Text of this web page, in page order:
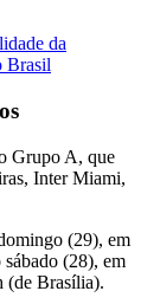
da
Brasil
Grupo A, que
Inter Miami,
(29), em
(28), em
(de Brasília).